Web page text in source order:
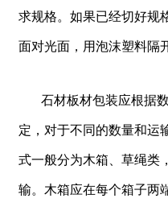
求规格。如果已经切好规
面对光面，用泡沫塑料隔
石材板材包装应根据
定，对于不同的数量和运
式一般分为木箱、草绳类
输。木箱应在每个箱子两